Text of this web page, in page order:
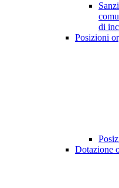
di
Posizioni
Dotazione